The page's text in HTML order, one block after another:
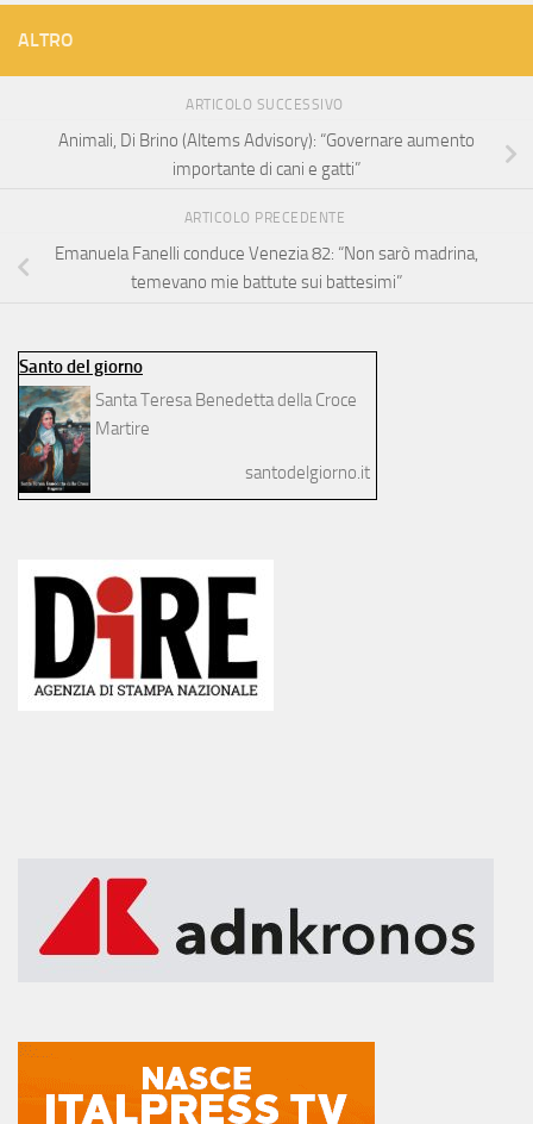
ALTRO
ARTICOLO SUCCESSIVO
Animali, Di Brino (Altems Advisory): “Governare aumento
importante di cani e gatti”
ARTICOLO PRECEDENTE
Emanuela Fanelli conduce Venezia 82: “Non sarò madrina,
temevano mie battute sui battesimi”
Santo del giorno
Santa Teresa Benedetta della Croce
Martire
santodelgiorno.it